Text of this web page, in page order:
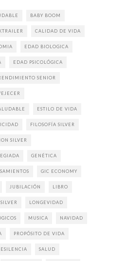
BABY BOOM
CALIDAD DE VIDA
EDAD BIOLOGICA
EDAD PSICOLÓGICA
SENIOR
ESTILO DE VIDA
FILOSOFÍA SILVER
SILVER
GENÉTICA
GIC ECONOMY
JUBILACIÓN LIBRO
LONGEVIDAD
MUSICA NAVIDAD
PROPÓSITO DE VIDA
SALUD